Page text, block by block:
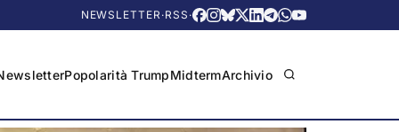
NEWSLETTER·RSS ·
Popolarità TrumpMidtermArchivio